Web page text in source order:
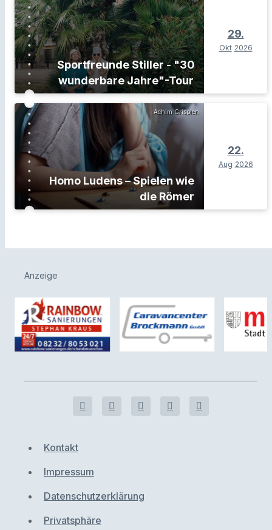
Sportfreunde Stiller - "30
wunderbare Jahre"-Tour
29.
Okt 2026
Achim Crispien
Homo Ludens – Spielen wie
die Römer
22.
Aug 2026
Anzeige
Kontakt
Impressum
Datenschutzerklärung
Privatsphäre